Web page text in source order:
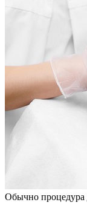
Обычно процедура